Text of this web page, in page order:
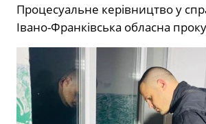
Процесуальне керівництво у
Івано-Франківська обласна